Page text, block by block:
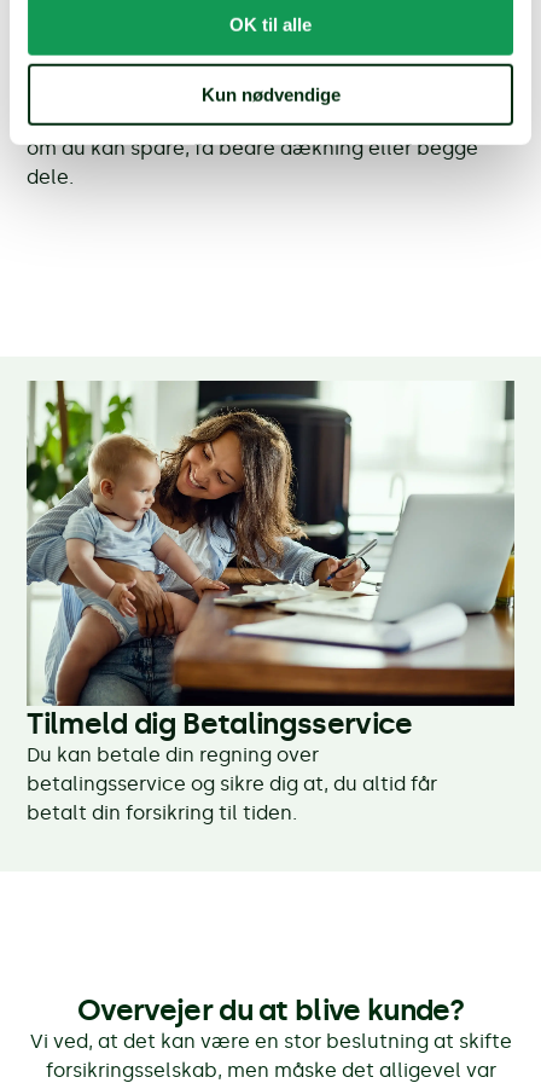
OK til alle
Kun nødvendige
Få et tilbud. Det tager kun få
Få et hurtigt tjek af dine forsikringer – og find ud af,
om du kan spare, få bedre dækning eller begge
dele.
Tilmeld dig Betalingsservice
Du kan betale din regning over
betalingsservice og sikre dig at, du altid får
betalt din forsikring til tiden.
Overvejer du at blive kunde?
Vi ved, at det kan være en stor beslutning at skifte
forsikringsselskab, men måske det alligevel var